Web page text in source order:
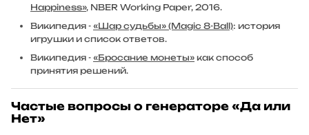
Happiness», NBER Working Paper, 2016.
Википедия - «Шар судьбы» (Magic 8-Ball): история
игрушки и список ответов.
Википедия - «Бросание монеты» как способ
принятия решений.
Частые вопросы о генераторе «Да или
Нет»